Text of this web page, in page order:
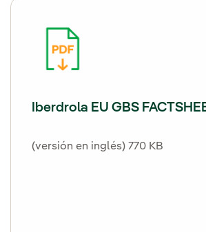
Iberdrola EU GBS
(versión en inglés) 770 KB